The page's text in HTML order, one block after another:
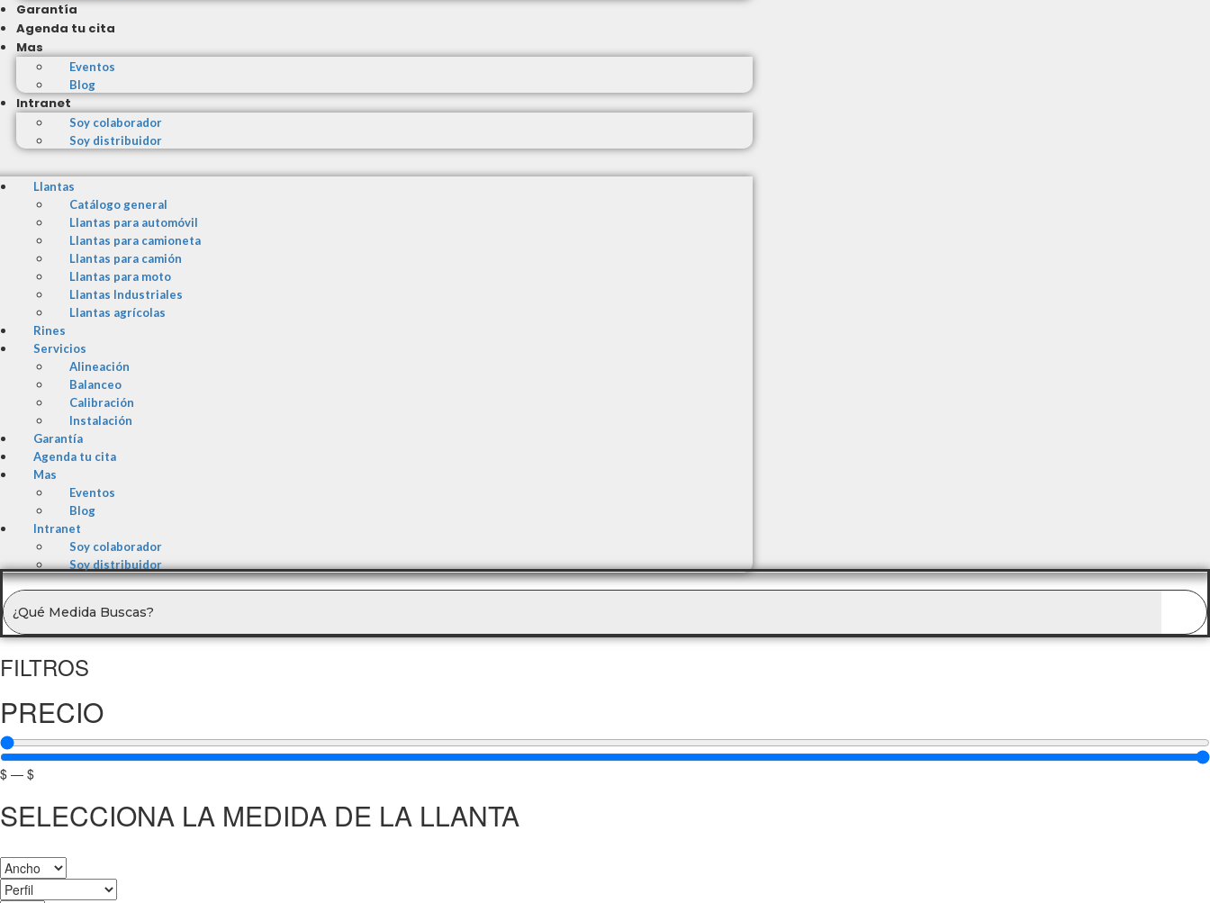
Garantía
Agenda tu cita
Mas
Eventos
Blog
Intranet
Soy colaborador
Soy distribuidor
Llantas
Catálogo general
Llantas para automóvil
Llantas para camioneta
Llantas para camión
Llantas para moto
Llantas Industriales
Llantas agrícolas
Rines
Servicios
Alineación
Balanceo
Calibración
Instalación
Garantía
Agenda tu cita
Mas
Eventos
Blog
Intranet
Soy colaborador
Soy distribuidor
FILTROS
PRECIO
$ — $
SELECCIONA LA MEDIDA DE LA LLANTA